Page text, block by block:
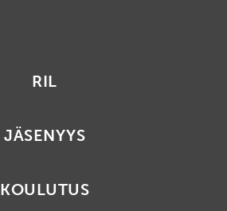
RIL
JÄSENYYS
KOULUTUS